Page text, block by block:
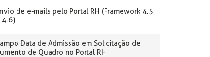
de e-mails pelo Portal RH (Framework 4.5
4.6)
Data de Admissão em Solicitação de
de Quadro no Portal RH